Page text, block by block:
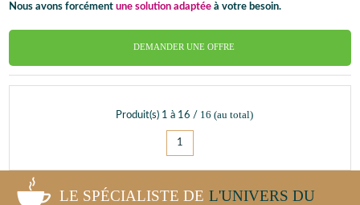
Nous avons forcément une solution adaptée à votre besoin.
DEMANDER UNE OFFRE
Produit(s) 1 à 16 / 16 (au total)
1
LE SPÉCIALISTE DE L'UNIVERS DU